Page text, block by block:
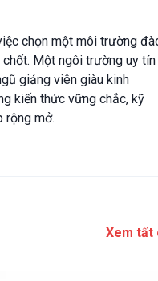
chọn một môi trường
Một ngôi trường uy tín
giảng viên giàu kinh
kiến thức vững chắc, kỹ
rộng mở.
Xem tất